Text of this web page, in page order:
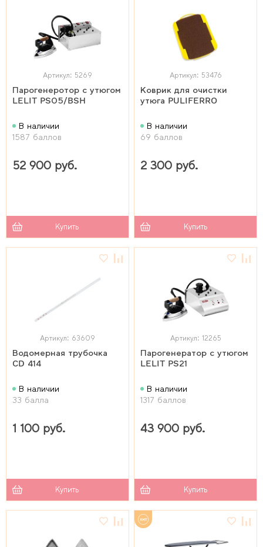
Артикул: 5269
Парогенеротор с утюгом
LELIT PS05/BSH
В наличии
1587 баллов
52 900 руб.
Купить
Артикул: 53476
Коврик для очистки
утюга PULIFERRO
В наличии
69 баллов
2 300 руб.
Купить
Артикул: 63609
Водомерная трубочка
CD 414
В наличии
33 балла
1 100 руб.
Купить
Артикул: 12265
Парогенератор с утюгом
LELIT PS21
В наличии
1317 баллов
43 900 руб.
Купить